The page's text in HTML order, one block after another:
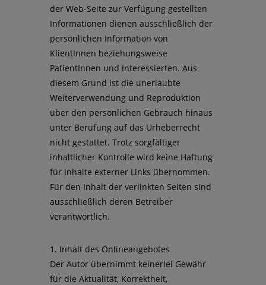
der Web-Seite zur Verfügung gestellten
Informationen dienen ausschließlich der
persönlichen Information von
KlientInnen beziehungsweise
PatientInnen und Interessierten. Aus
diesem Grund ist die unerlaubte
Weiterverwendung und Reproduktion
über den persönlichen Gebrauch hinaus
unter Berufung auf das Urheberrecht
nicht gestattet. Trotz sorgfältiger
inhaltlicher Kontrolle wird keine Haftung
für Inhalte externer Links übernommen.
Für den Inhalt der verlinkten Seiten sind
ausschließlich deren Betreiber
verantwortlich.
1. Inhalt des Onlineangebotes
Der Autor übernimmt keinerlei Gewähr
für die Aktualität, Korrektheit,